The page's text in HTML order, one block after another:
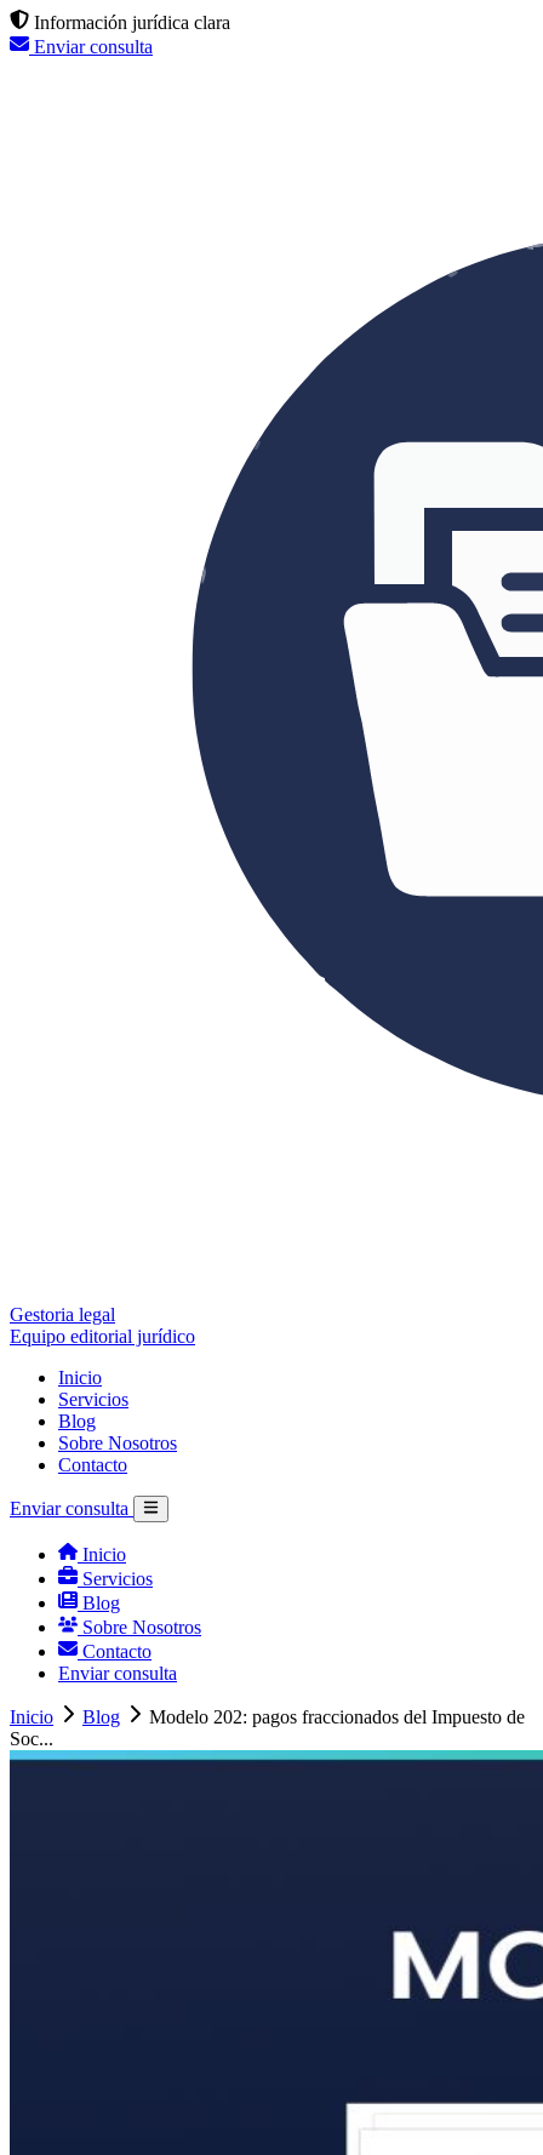
Información jurídica clara
Enviar consulta
Gestoria legal
Equipo editorial jurídico
Inicio
Servicios
Blog
Sobre Nosotros
Contacto
Enviar consulta
Inicio
Servicios
Blog
Sobre Nosotros
Contacto
Enviar consulta
Inicio Blog
Modelo 202: pagos fraccionados del Impuesto de
Soc...